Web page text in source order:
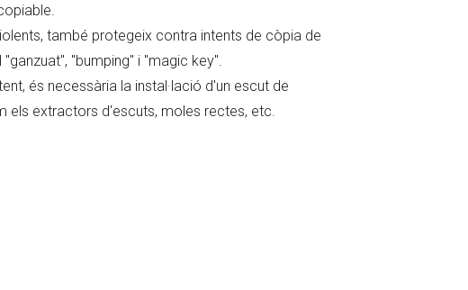
també protegeix contra intents de còpia de
"ganzuat", "bumping" i "magic key".
és necessària la instal·lació d'un escut de
els extractors d'escuts, moles rectes, etc.